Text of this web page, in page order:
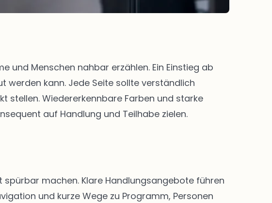
und Menschen nahbar erzählen. Ein Einstieg ab
werden kann. Jede Seite sollte verständlich
stellen. Wiedererkennbare Farben und starke
auf Handlung und Teilhabe zielen.
machen. Klare Handlungsangebote führen
und kurze Wege zu Programm, Personen